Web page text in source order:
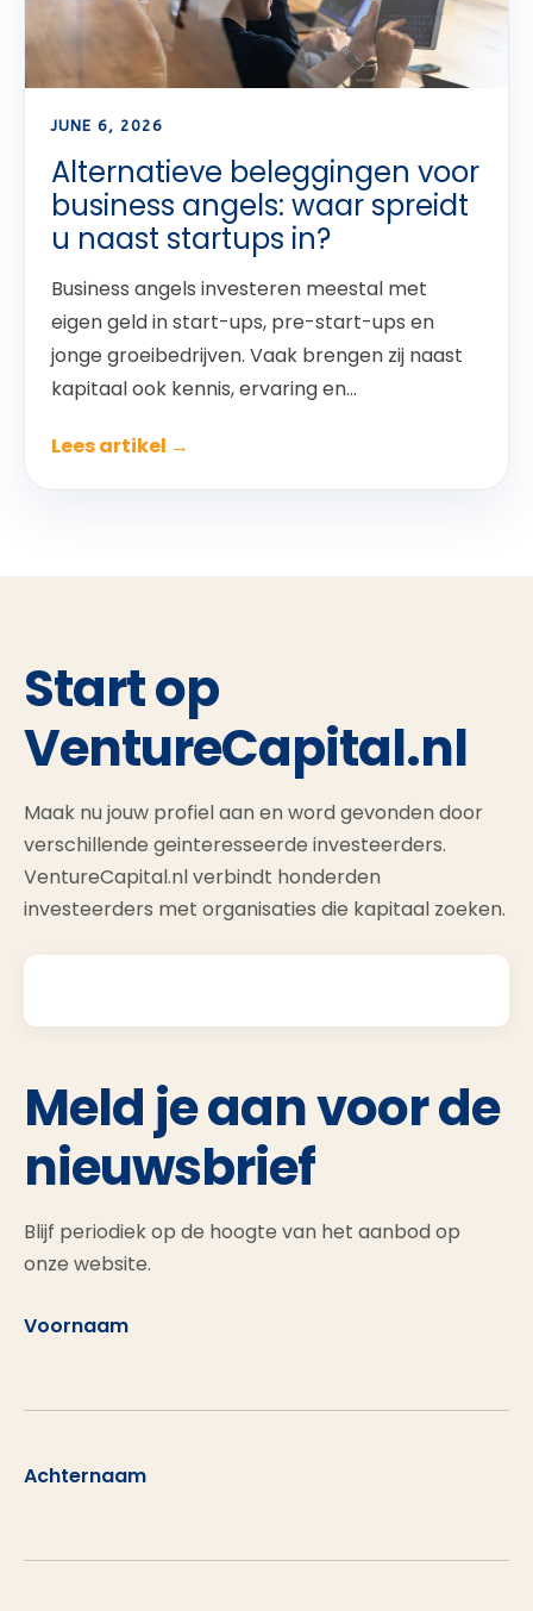
JUNE 6, 2026
Alternatieve beleggingen voor
business angels: waar spreidt
u naast startups in?
Business angels investeren meestal met
eigen geld in start-ups, pre-start-ups en
jonge groeibedrijven. Vaak brengen zij naast
kapitaal ook kennis, ervaring en...
Lees artikel →
Start op
VentureCapital.nl
Maak nu jouw profiel aan en word gevonden door
verschillende geinteresseerde investeerders.
VentureCapital.nl verbindt honderden
investeerders met organisaties die kapitaal zoeken.
Meld je aan voor de
nieuwsbrief
Blijf periodiek op de hoogte van het aanbod op
onze website.
Voornaam
Achternaam